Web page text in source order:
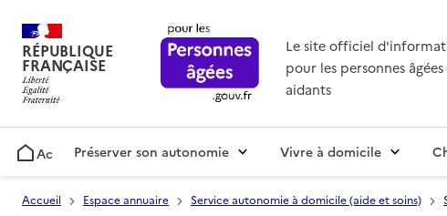
RÉPUBLIQUE
FRANÇAISE
Le site officiel
pour les personnes âgées
aidants
AccueilPréserver son autonomie Vivre à domicile
Accueil Espace annuaire Service autonomie à domicile (aide et soins)